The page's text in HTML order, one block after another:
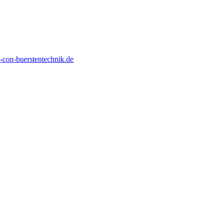
buerstentechnik.de